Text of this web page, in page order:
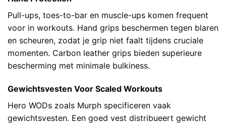
Pull-ups, toes-to-bar en muscle-ups komen frequent
voor in workouts. Hand grips beschermen tegen blaren
en scheuren, zodat je grip niet faalt tijdens cruciale
momenten. Carbon leather grips bieden superieure
bescherming met minimale bulkiness.
Gewichtsvesten Voor Scaled Workouts
Hero WODs zoals Murph specificeren vaak
gewichtsvesten. Een goed vest distribueert gewicht